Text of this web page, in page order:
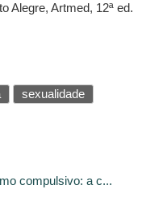
Alegre, Artmed, 12ª ed.
sexualidade
compulsivo: a c...